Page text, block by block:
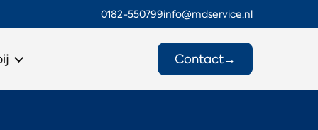
0182-550799info@mdservice.nl
Contact→